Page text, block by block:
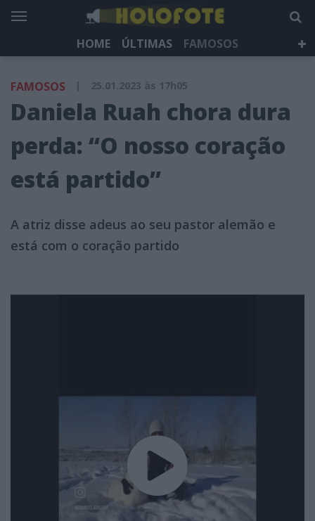
HOME ÚLTIMAS
FAMOSOS
HOLOFOTE TV
NEWSLETTER
FAMOSOS | 25.01.2023 às 17h05
Daniela Ruah chora dura
perda: “O nosso coração
está partido”
A atriz disse adeus ao seu pastor alemão e
está com o coração partido